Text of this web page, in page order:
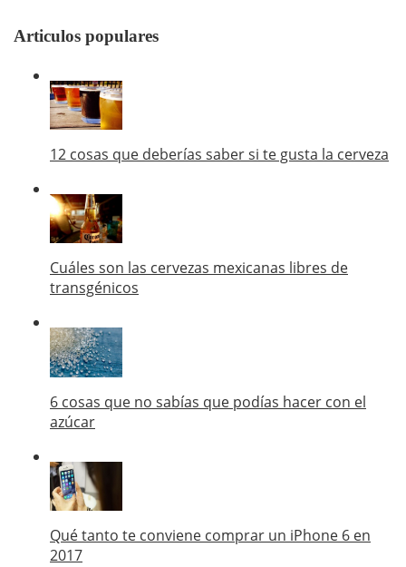
Articulos populares
12 cosas que deberías saber si te gusta la cerveza
Cuáles son las cervezas mexicanas libres de
transgénicos
6 cosas que no sabías que podías hacer con el
azúcar
Qué tanto te conviene comprar un iPhone 6 en
2017